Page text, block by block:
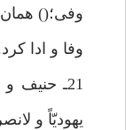
وفى؛()
وفا و ادا
21ـ حنيف
يهوديّاً و